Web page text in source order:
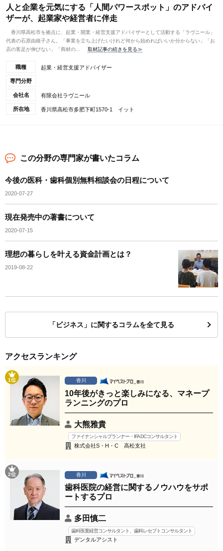
人と企業を元気にする「人間パワースポット」のアドバイ
ザーが、起業家や経営者に伴走
香川県高松市を拠点に、起業・開業・経営支援アドバイザーとして活動する「ラヴニール」
代表の石原由維子さん。「事業を立ち上げたいけれど何から始めればいいか分からない」「お
店の客足が伸びない」「商材の...
取材記事の続きを見る≫
職種 起業・経営支援アドバイザー
専門分野
会社名 有限会社ラヴニール
所在地 香川県高松市多肥下町1570-1 イット
この分野の専門家が書いたコラム
今後の医科・歯科個別無料相談会の日程について
2020-07-27
現在発売中の著書について
2020-07-15
理想の暮らしを叶える資金計画とは？
2019-08-22
「ビジネス」に関するコラムを全て見る
アクセスランキング
1位 香川
10年後がきっと楽しみになる、マネープ
ランニングのプロ
大熊雅貴
ファイナンシャルプランナー・IFA DCコンサルタント
株式会社S・H・C 高松支社
2位 香川
歯科医院の経営に関するノウハウをサポ
ートするプロ
多田慎二
歯科医業経営コンサルタント、歯科レセプトコンサルタント
デンタルアシスト